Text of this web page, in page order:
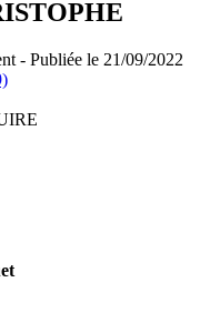
- Publiée le 21/09/2022